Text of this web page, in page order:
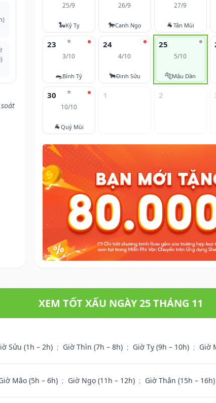
25/9
🐍Kỷ Tỵ
26/9
🐎Canh Ngọ
27/9
🐐Tân Mùi
⭐
23
3/10
🐀Bính Tý
24
4/10
🐂Đinh Sửu
25
5/10
🐅Mậu Dần
⭐
30
10/10
🐐Quý Mùi
1 2
XEM TỐT XẤU NGÀY 25 THÁNG 11
Sửu (1h – 2h) ; Giờ Thìn (7h – 8h) ; Giờ Tỵ (9h – 10h) ; Giờ
Mão (5h – 6h) ; Giờ Ngọ (11h – 12h) ; Giờ Thân (15h – 16h)